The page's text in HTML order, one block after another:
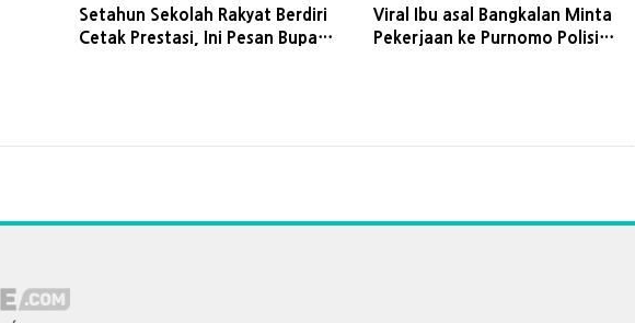
Setahun Sekolah Rakyat Berdiri
Cetak Prestasi, Ini Pesan Bupati
Viral Ibu asal Bangkalan Minta
Pekerjaan ke Purnomo Polisi